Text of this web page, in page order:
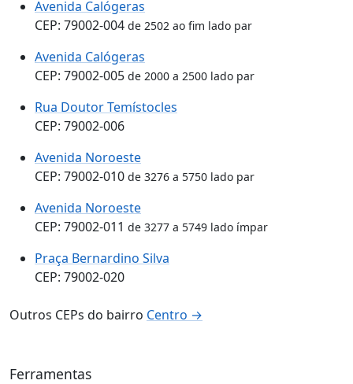
Avenida Calógeras
CEP: 79002-004 de 2502 ao fim lado par
Avenida Calógeras
CEP: 79002-005 de 2000 a 2500 lado par
Rua Doutor Temístocles
CEP: 79002-006
Avenida Noroeste
CEP: 79002-010 de 3276 a 5750 lado par
Avenida Noroeste
CEP: 79002-011 de 3277 a 5749 lado ímpar
Praça Bernardino Silva
CEP: 79002-020
Outros CEPs do bairro Centro →
Ferramentas